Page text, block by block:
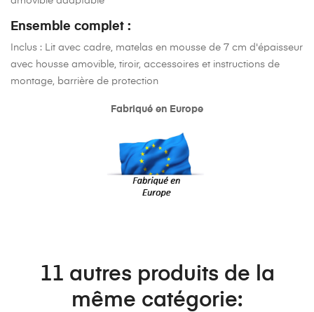
Ensemble complet :
Inclus : Lit avec cadre, matelas en mousse de 7 cm d'épaisseur
avec housse amovible, tiroir, accessoires et instructions de
montage, barrière de protection
Fabriqué en Europe
11 autres produits de la
même catégorie: